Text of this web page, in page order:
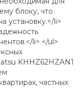
блоку, что
установку.</li>
li> </ul>
KHHZ62HZAN1
частных